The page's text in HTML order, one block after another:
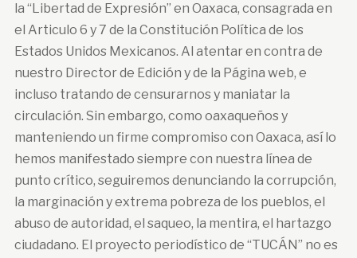
la “Libertad de Expresión” en Oaxaca, consagrada en
el Articulo 6 y 7 de la Constitución Política de los
Estados Unidos Mexicanos. Al atentar en contra de
nuestro Director de Edición y de la Página web, e
incluso tratando de censurarnos y maniatar la
circulación. Sin embargo, como oaxaqueños y
manteniendo un firme compromiso con Oaxaca, así lo
hemos manifestado siempre con nuestra línea de
punto crítico, seguiremos denunciando la corrupción,
la marginación y extrema pobreza de los pueblos, el
abuso de autoridad, el saqueo, la mentira, el hartazgo
ciudadano. El proyecto periodístico de “TUCÁN” no es